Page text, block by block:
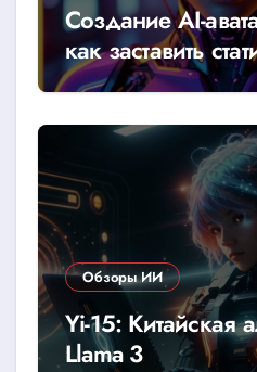
Создание AI-
как заставить
говорить
Обзоры ИИ
Yi-15: Китайская
Llama 3